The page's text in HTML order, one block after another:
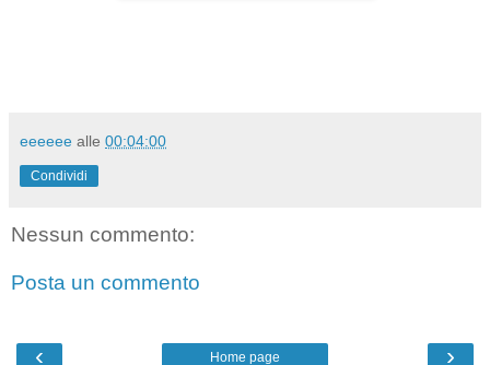
eeeeee alle 00:04:00
Condividi
Nessun commento:
Posta un commento
‹ ›
Home page